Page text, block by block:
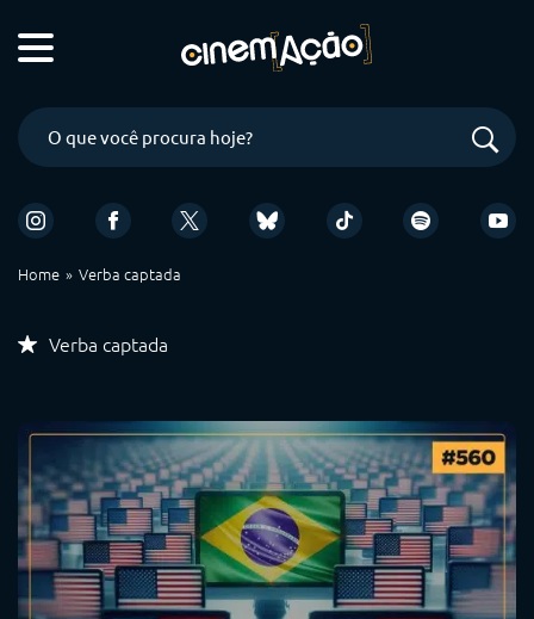
Home Verba captada
Verba captada